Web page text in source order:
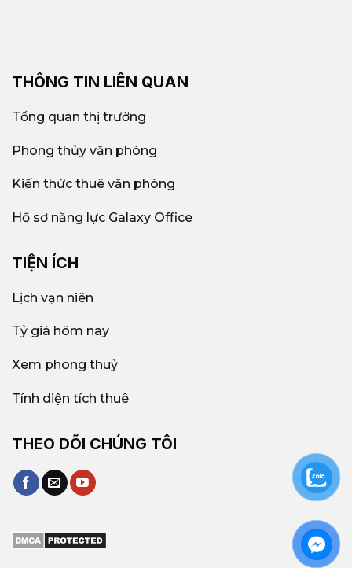
THÔNG TIN LIÊN QUAN
Tổng quan thị trường
Phong thủy văn phòng
Kiến thức thuê văn phòng
Hồ sơ năng lực Galaxy Office
TIỆN ÍCH
Lịch vạn niên
Tỷ giá hôm nay
Xem phong thuỷ
Tính diện tích thuê
THEO DÕI CHÚNG TÔI